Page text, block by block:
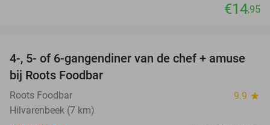
€14,95
35%
4-, 5- of 6-gangendiner van de chef + amuse
bij Roots Foodbar
Roots Foodbar 9.9 star
Hilvarenbeek (7 km)